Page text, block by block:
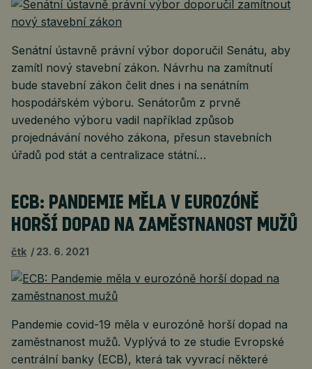
Senátní ústavně právní výbor doporučil Senátu, aby
zamítl nový stavební zákon. Návrhu na zamítnutí
bude stavební zákon čelit dnes i na senátním
hospodářském výboru. Senátorům z prvně
uvedeného výboru vadil například způsob
projednávání nového zákona, přesun stavebních
úřadů pod stát a centralizace státní…
ECB: PANDEMIE MĚLA V EUROZÓNĚ
HORŠÍ DOPAD NA ZAMĚSTNANOST MUŽŮ
čtk 23. 6. 2021
Pandemie covid-19 měla v eurozóně horší dopad na
zaměstnanost mužů. Vyplývá to ze studie Evropské
centrální banky (ECB), která tak vyvrací některé